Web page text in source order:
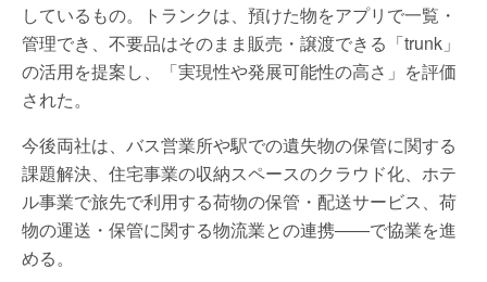
しているもの。トランクは、預けた物をアプリで一覧・
管理でき、不要品はそのまま販売・譲渡できる「trunk」
の活用を提案し、「実現性や発展可能性の高さ」を評価
された。
今後両社は、バス営業所や駅での遺失物の保管に関する
課題解決、住宅事業の収納スペースのクラウド化、ホテ
ル事業で旅先で利用する荷物の保管・配送サービス、荷
物の運送・保管に関する物流業との連携――で協業を進
める。